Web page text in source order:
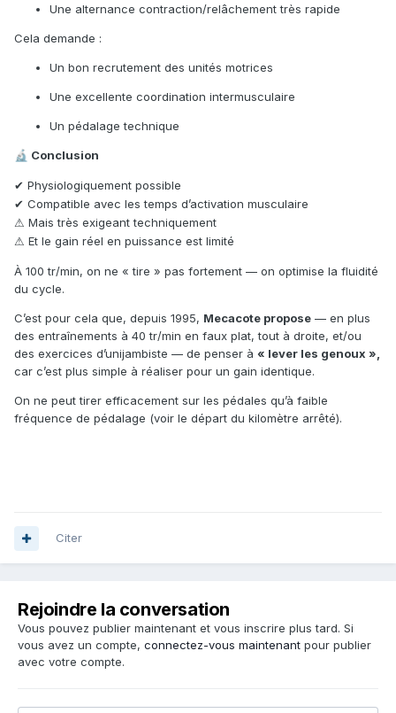
Une alternance contraction/relâchement très rapide
Cela demande :
Un bon recrutement des unités motrices
Une excellente coordination intermusculaire
Un pédalage technique
🔬 Conclusion
✔ Physiologiquement possible
✔ Compatible avec les temps d’activation musculaire
⚠ Mais très exigeant techniquement
⚠ Et le gain réel en puissance est limité
À 100 tr/min, on ne « tire » pas fortement — on optimise la fluidité
du cycle.
C’est pour cela que, depuis 1995, Mecacote propose — en plus
des entraînements à 40 tr/min en faux plat, tout à droite, et/ou
des exercices d’unijambiste — de penser à « lever les genoux »,
car c’est plus simple à réaliser pour un gain identique.
On ne peut tirer efficacement sur les pédales qu’à faible
fréquence de pédalage (voir le départ du kilomètre arrêté).
Citer
Rejoindre la conversation
Vous pouvez publier maintenant et vous inscrire plus tard. Si
vous avez un compte, connectez-vous maintenant pour publier
avec votre compte.